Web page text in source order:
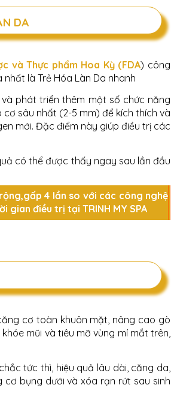
DA
và Thực phẩm Hoa Kỳ (FDA) công
là Trẻ Hóa Làn Da nhanh
phát triển thêm một số chức năng
sâu nhất (2-5 mm) để kích thích và
mới. Đặc điểm này giúp điều trị các
có thể được thấy ngay sau lần đầu
gấp 4 lần so với các công nghệ
gian điều trị tại TRINH MY SPA
cơ toàn khuôn mặt, nâng cao gò
mũi và tiêu mỡ vùng mí mắt trên,
tức thì, hiệu quả lâu dài, căng da,
bụng dưới và xóa rạn rứt sau sinh